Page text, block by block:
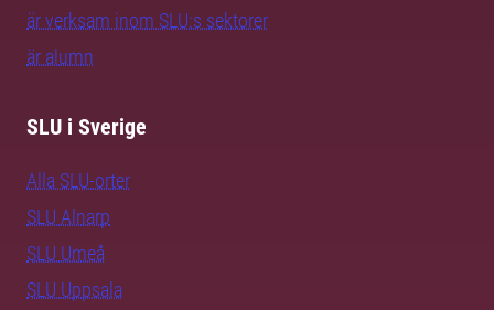
är verksam inom SLU:s sektorer
är alumn
SLU i Sverige
Alla SLU-orter
SLU Alnarp
SLU Umeå
SLU Uppsala